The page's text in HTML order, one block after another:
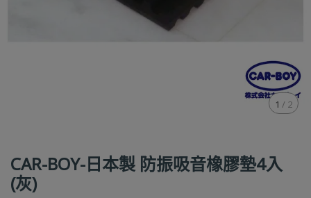
1 / 2
CAR-BOY-日本製 防振吸音橡膠墊4入
(灰)